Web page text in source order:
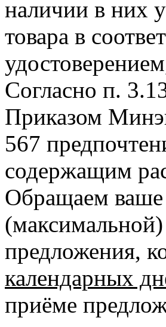
наличии в них
товара в
Согласно п.
Приказом
567
содержащим
Обращаем ваше
предложения,
календарных
приёме